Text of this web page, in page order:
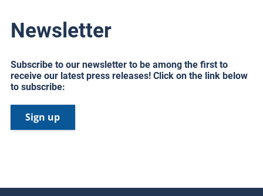
Newsletter
Subscribe to our newsletter to be among the first to
receive our latest press releases! Click on the link below
to subscribe:
Sign up